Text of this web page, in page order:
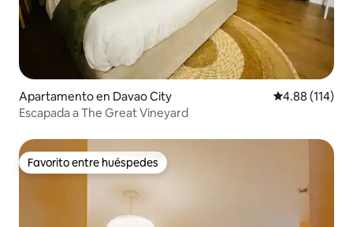
Apartamento en Davao City Calificación
4.88 (114)
Escapada a The Great Vineyard
Favorito entre huéspedes
Favorito entre huéspedes